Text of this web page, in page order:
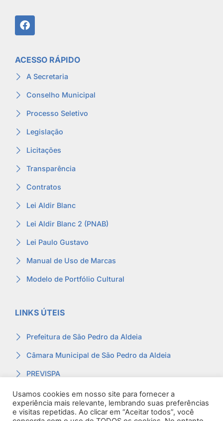
ACESSO RÁPIDO
A Secretaria
Conselho Municipal
Processo Seletivo
Legislação
Licitações
Transparência
Contratos
Lei Aldir Blanc
Lei Aldir Blanc 2 (PNAB)
Lei Paulo Gustavo
Manual de Uso de Marcas
Modelo de Portfólio Cultural
LINKS ÚTEIS
Prefeitura de São Pedro da Aldeia
Câmara Municipal de São Pedro da Aldeia
PREVISPA
Ouvidoria
Contracheque
Usamos cookies em nosso site para fornecer a
experiência mais relevante, lembrando suas preferências
e visitas repetidas. Ao clicar em “Aceitar todos”, você